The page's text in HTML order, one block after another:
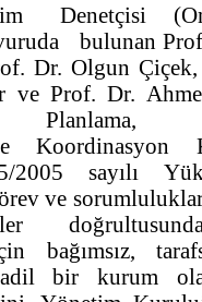
Denetçisi
bulunan
Dr. Olgun
ve Prof. Dr.
Planlama,
Koordinasyon
2005 sayılı
ve
bağımsız,
bir kurum